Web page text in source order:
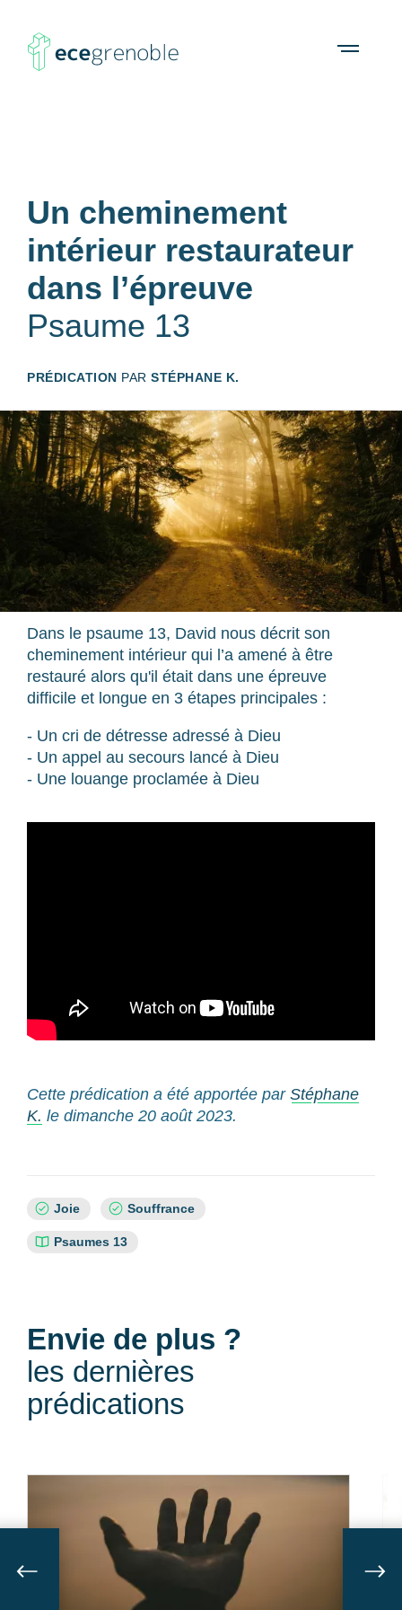
ECE
À propos Agenda RessourcesOpen
Un cheminement
intérieur restaurateur
dans l’épreuve
Psaume 13
PRÉDICATION PAR STÉPHANE K.
Dans le psaume 13, David nous décrit son
cheminement intérieur qui l’a amené à être
restauré alors qu'il était dans une épreuve
difficile et longue en 3 étapes principales :
- Un cri de détresse adressé à Dieu
- Un appel au secours lancé à Dieu
- Une louange proclamée à Dieu
Cette prédication a été apportée par Stéphane
K. le dimanche 20 août 2023.
Sujets
Joie Souffrance
Références
Psaumes 13
Envie de plus ?
les dernières
prédications